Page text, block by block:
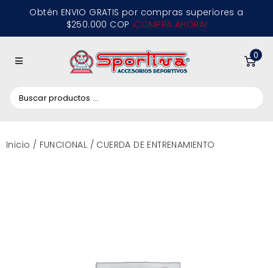
Obtén ENVIO GRATIS por compras superiores a
$250.000 COP ¡COMPRA AHORA!
0
Inicio / FUNCIONAL / CUERDA DE ENTRENAMIENTO